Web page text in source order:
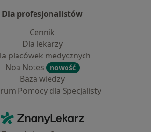
Dla profesjonalistów
Cennik
Dla lekarzy
placówek medycznych
Noa Notes
nowość
Baza wiedzy
Pomocy dla Specjalisty
ZnanyLekarz - Strona główna